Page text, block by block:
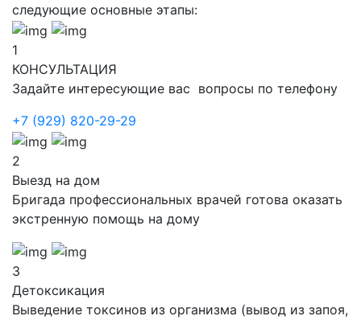
следующие основные этапы:
1
КОНСУЛЬТАЦИЯ
Задайте интересующие вас вопросы по телефону
+7 (929) 820-29-29
2
Выезд на дом
Бригада профессиональных врачей готова оказать
экстренную помощь на дому
3
Детоксикация
Выведение токсинов из организма (вывод из запоя,